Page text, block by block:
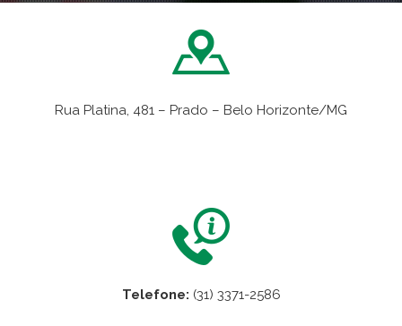
Rua Platina, 481 – Prado – Belo Horizonte/MG
Telefone: (31) 3371-2586